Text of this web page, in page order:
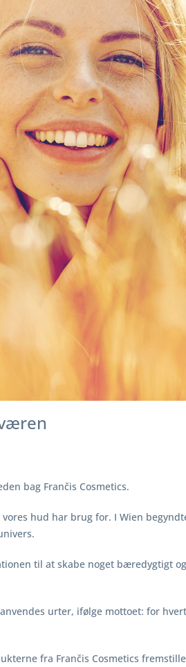
bag Frančis Cosmetics.
hud har brug for. I Wien
til at skabe noget bæredygtigt
urter, ifølge mottoet: for
fra Frančis Cosmetics